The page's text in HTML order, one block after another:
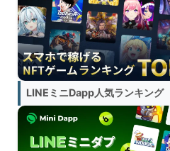
LINEミニDapp人気ランキング